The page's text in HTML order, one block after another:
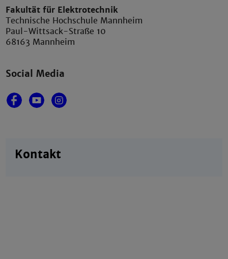
Fakultät für Elektrotechnik
Technische Hochschule Mannheim
Paul-Wittsack-Straße 10
68163 Mannheim
Social Media
Kontakt